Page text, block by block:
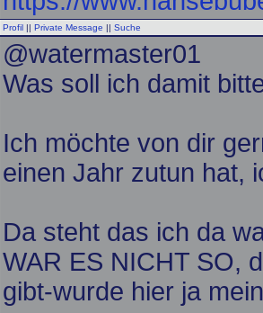
Profil || Private Message || Suche
@watermaster01
Was soll ich damit
Ich möchte von dir
einen Jahr zutun hat,
Da steht das ich da
WAR ES NICHT SO,
gibt-wurde hier ja